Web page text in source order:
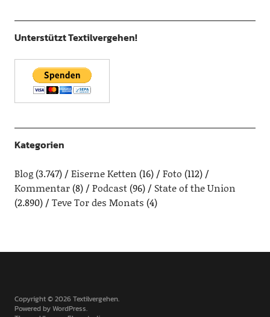
Unterstützt Textilvergehen!
Kategorien
Blog(3.747) Eiserne Ketten (16) Foto (112)
Kommentar(8) Podcast(96)
State of the Union
(2.890)
Teve Tor des Monats (4)
Copyright © 2026 Textilvergehen
Powered byWordPress